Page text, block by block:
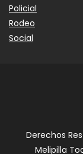
Policial
Rodeo
Social
Derechos
Melipilla